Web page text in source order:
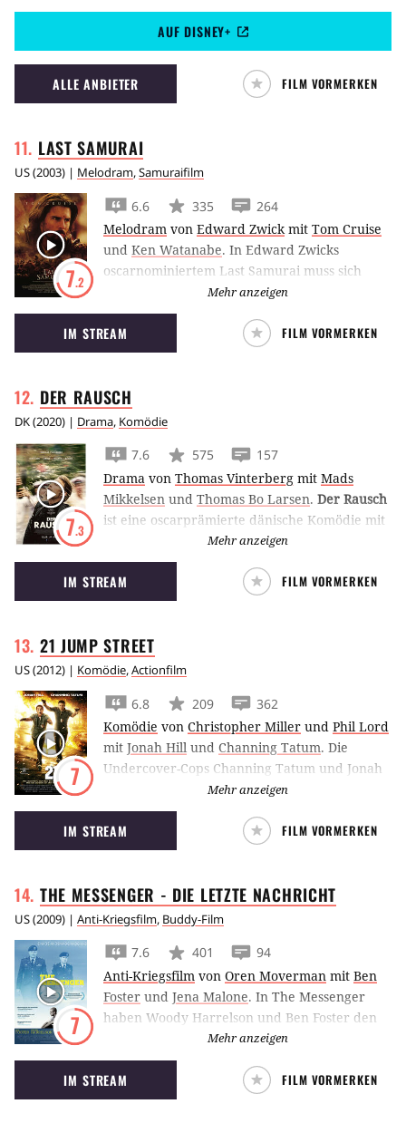
Leider landet er stattdessen bei den
gewöhnungsbedürftigen Sch’tis.
AUF DISNEY+
ALLE ANBIETER FILM VORMERKEN
LASTSAMURAI
US(2003) | Melodram,Samuraifilm
7.2
6.6 335
264
Melodram von Edward Zwickmit Tom Cruise
und Ken Watanabe. In Edward Zwicks
oscarnominiertem Last Samurai muss sich
Tom Cruise mit der japanischen Samurai-
Kultur auseinandersetzen und sich
entscheiden, auf wessen Seite er fortan
kämpfen will.
Mehr anzeigen
IM STREAM FILM VORMERKEN
DER RAUSCH
DK(2020) | Drama, Komödie
7.3
7.6 575
157
Drama von Thomas Vinterberg mit Mads
Mikkelsen und Thomas Bo Larsen. Der Rausch
ist eine oscarprämierte dänische Komödie mit
Mads Mikkelsen, in der vier Lehrer ein
Experiment starten, bei dem sie ihren
Alkoholpegel auf einem konstanten Level
halten, um der Welt offener zu begegnen.
Mehr anzeigen
IM STREAM FILM VORMERKEN
21 JUMPSTREET
US(2012) | Komödie,Actionfilm
7
6.8 209
362
Komödie von Christopher Miller und Phil Lord
mit Jonah Hill und Channing Tatum. Die
Undercover-Cops Channing Tatum und Jonah
Hill müssen in 21 Jump Street als Schüler
getarnt an einer Highschool ermitteln.
Mehr anzeigen
IM STREAM FILM VORMERKEN
THE MESSENGER - DIE LETZTE NACHRICHT
US(2009) | Anti-Kriegsfilm, Buddy-Film
7
7.6 401
94
Anti-Kriegsfilm von Oren Moverman mit Ben
Foster und Jena Malone. In The Messenger
haben Woody Harrelson und Ben Foster den
schlimmsten Job der US-Armee: Sie
überbringen die Botschaften über gefallene
Soldaten an die Familien.
Mehr anzeigen
IM STREAM FILM VORMERKEN